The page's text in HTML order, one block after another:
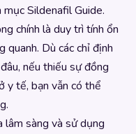
mụcSildenafil Guide.
chính là duy trì tính ổn
quanh. Dù các chỉ định
nếu thiếu sự đồng
y tế, bạn vẫn có thể
lâm sàng và sử dụng